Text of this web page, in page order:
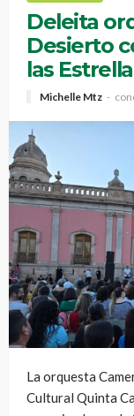
Deleita
Desierto
las
Michelle Mtz
La orquesta
Cultural Quinta